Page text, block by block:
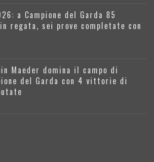
a Campione del Garda 85
regata, sei prove completate con
Maeder domina il campo di
del Garda con 4 vittorie di